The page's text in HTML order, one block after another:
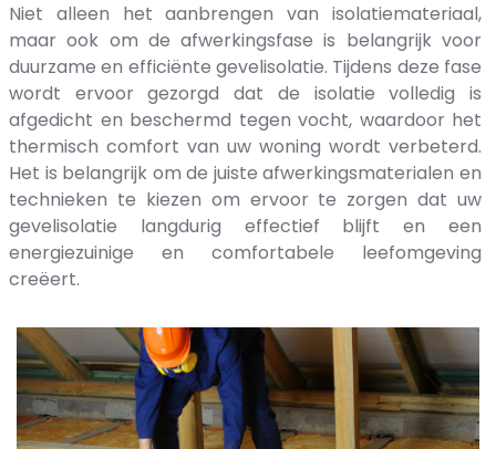
Niet alleen het aanbrengen van isolatiemateriaal,
maar ook om de afwerkingsfase is belangrijk voor
duurzame en efficiënte gevelisolatie. Tijdens deze fase
wordt ervoor gezorgd dat de isolatie volledig is
afgedicht en beschermd tegen vocht, waardoor het
thermisch comfort van uw woning wordt verbeterd.
Het is belangrijk om de juiste afwerkingsmaterialen en
technieken te kiezen om ervoor te zorgen dat uw
gevelisolatie langdurig effectief blijft en een
energiezuinige en comfortabele leefomgeving
creëert.